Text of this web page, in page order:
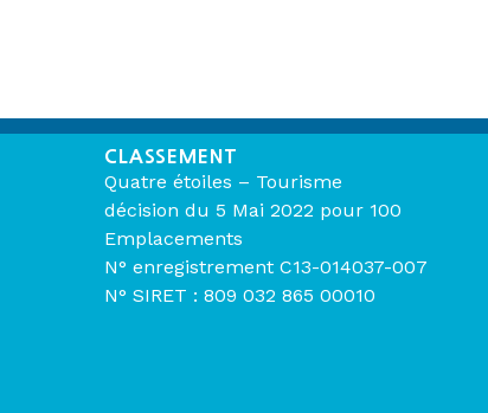
CLASSEMENT
Quatre étoiles – Tourisme
décision du 5 Mai 2022 pour 100
Emplacements
N° enregistrement C13-014037-007
N° SIRET : 809 032 865 00010